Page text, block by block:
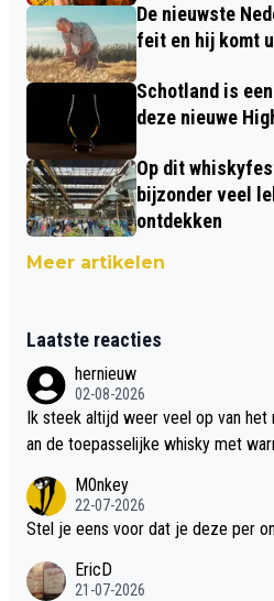
De nieuwste
feit en hij komt
Schotland is
deze nieuwe
Op dit
bijzonder veel
ontdekken
Meer artikelen
Laatste reacties
hernieuw
02-08-2026
Ik steek altijd weer veel op van het
an de toepasselijke whisky met
M0nkey
22-07-2026
Stel je eens voor dat je deze per
EricD
21-07-2026